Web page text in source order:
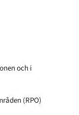
och i
(RPO)